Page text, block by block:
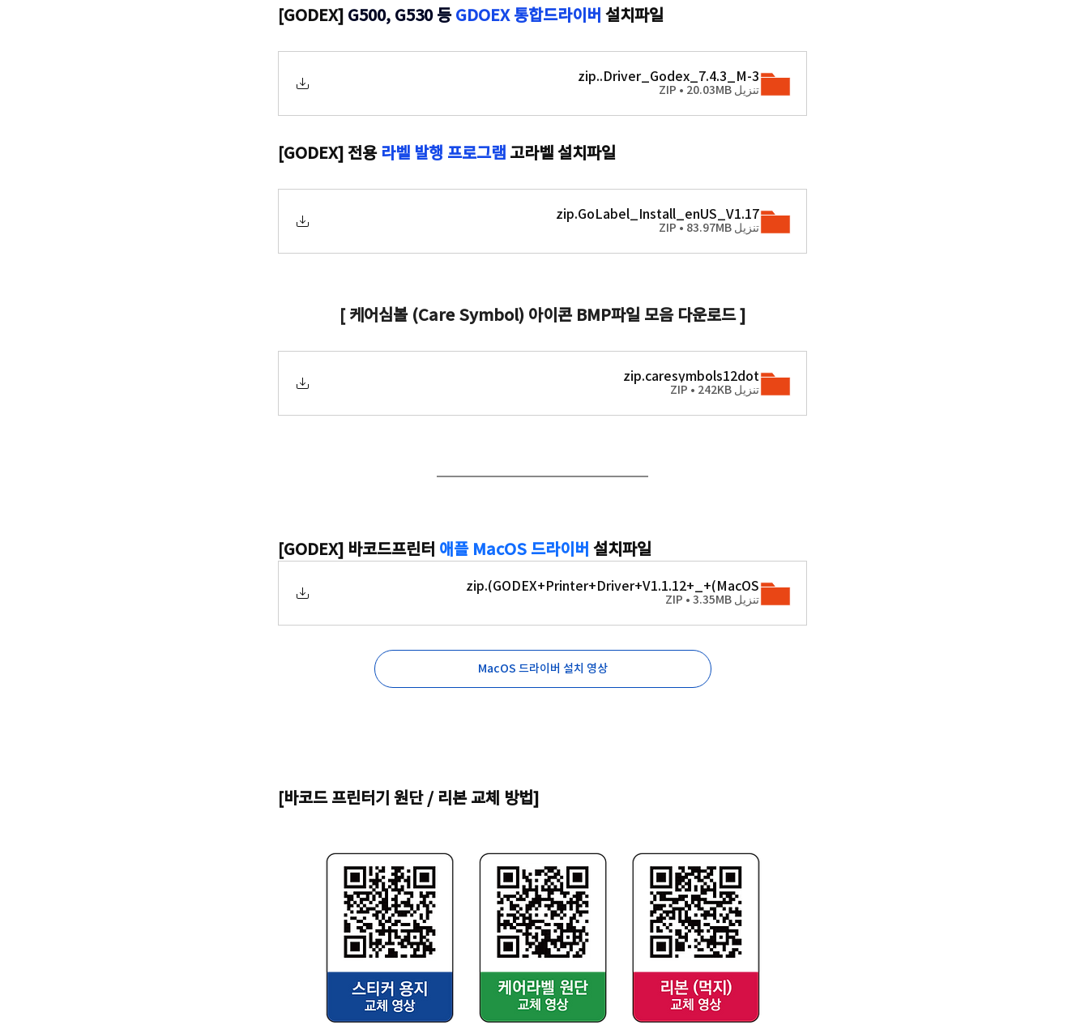
[GODEX] G500, G530 등 GDOEX 통합드라이버 설치파일
Driver_Godex_7.4.3_M-3.
.zip
تنزيل ZIP • 20.03MB
[GODEX] 전용 라벨 발행 프로그램 고라벨 설치파일
GoLabel_Install_enUS_V1.17
.zip
تنزيل ZIP • 83.97MB
[ 케어심볼 (Care Symbol) 아이콘 BMP파일 모음 다운로드 ]
caresymbols12dot
.zip
تنزيل ZIP • 242KB
[GODEX] 바코드프린터 애플 MacOS 드라이버 설치파일
GODEX+Printer+Driver+V1.1.12+_+(MacOS)
.zip
تنزيل ZIP • 3.35MB
MacOS 드라이버 설치 영상
[바코드 프린터기 원단 / 리본 교체 방법]